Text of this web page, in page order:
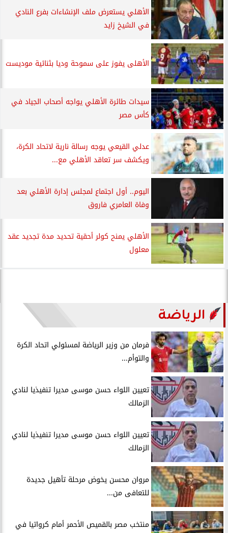
الأهلي يستعرض ملف الإنشاءات بفرع النادي
في الشيخ زايد
الأهلى يفوز على سموحة وديا بثنائية موديست
سيدات طائرة الأهلي يواجه أصحاب الجياد في
كأس مصر
عدلي القيعي يوجه رسالة نارية لاتحاد الكرة،
ويكشف سر تعاقد الأهلي مع...
اليوم.. أول اجتماع لمجلس إدارة الأهلي بعد
وفاة العامري فاروق
الأهلي يمنح كولر أحقية تحديد مدة تجديد عقد
معلول
الرياضة
فرمان من وزير الرياضة لمسئولي اتحاد الكرة
والتوأم...
تعيين اللواء حسن موسى مديرا تنفيذيا لنادي
الزمالك
تعيين اللواء حسن موسى مديرا تنفيذيا لنادي
الزمالك
مروان محسن يخوض مرحلة تأهيل جديدة
للتعافى من...
منتخب مصر بالقميص الأحمر أمام كرواتيا في